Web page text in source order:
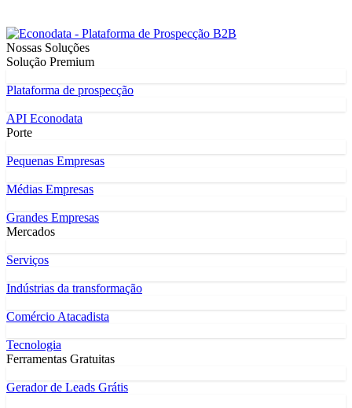
Nossas Soluções
Solução Premium
Plataforma de prospecção
API Econodata
Porte
Pequenas Empresas
Médias Empresas
Grandes Empresas
Mercados
Serviços
Indústrias da transformação
Comércio Atacadista
Tecnologia
Ferramentas Gratuitas
Gerador de Leads Grátis